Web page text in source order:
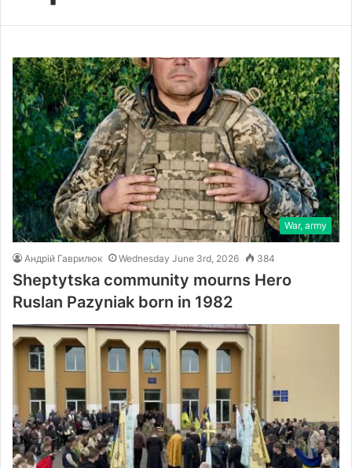
War, army
Андрій Гаврилюк Wednesday June 3rd, 2026 384
Sheptytska community mourns Hero
Ruslan Pazyniak born in 1982